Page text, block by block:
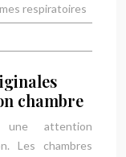
respiratoires
chambre
une attention
Les chambres